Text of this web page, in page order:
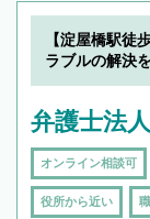
【淀屋橋駅徒
ラブルの解決
弁護士法
オンライン相談可
役所から近い